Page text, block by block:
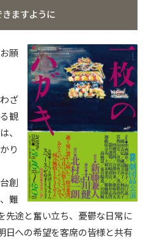
ますように
願
ざ
観
、
り
創
難
先途と奮い立ち、憂鬱な日常に
日への希望を客席の皆様と共有